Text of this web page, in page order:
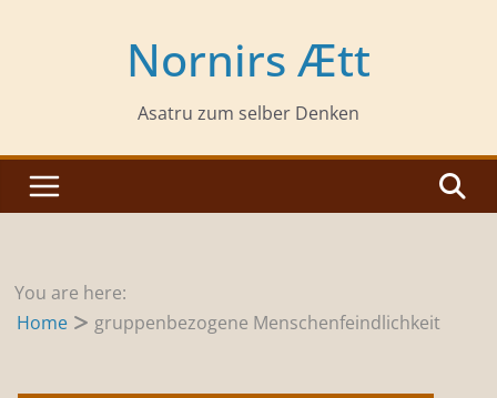
Nornirs Ætt
Asatru zum selber Denken
You are here:
Home
gruppenbezogene Menschenfeindlichkeit